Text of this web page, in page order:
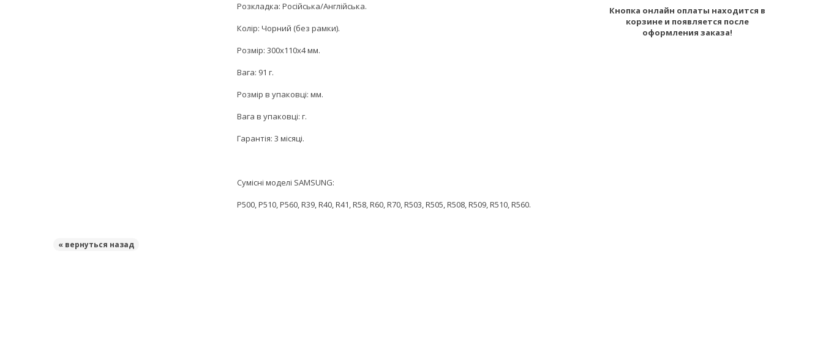
Розкладка: Російська/Англійська.
Колір: Чорний (без рамки).
Розмір: 300х110х4 мм.
Вага: 91 г.
Розмір в упаковці: мм.
Вага в упаковці: г.
Гарантія: 3 місяці.
Сумісні моделі SAMSUNG:
P500, P510, P560, R39, R40, R41, R58, R60, R70, R503, R505, R508, R509, R510, R560.
Кнопка онлайн оплаты находится в
корзине и появляется после
оформления заказа!
« вернуться назад